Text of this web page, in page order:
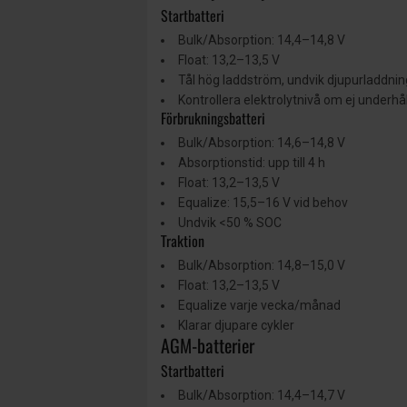
Startbatteri
Bulk/Absorption: 14,4–14,8 V
Float: 13,2–13,5 V
Tål hög laddström, undvik
Kontrollera elektrolytnivå om ej
Förbrukningsbatteri
Bulk/Absorption: 14,6–14,8 V
Absorptionstid: upp till 4 h
Float: 13,2–13,5 V
Equalize: 15,5–16 V vid behov
Undvik <50 % SOC
Traktion
Bulk/Absorption: 14,8–15,0 V
Float: 13,2–13,5 V
Equalize varje vecka/månad
Klarar djupare cykler
AGM-batterier
Startbatteri
Bulk/Absorption: 14,4–14,7 V